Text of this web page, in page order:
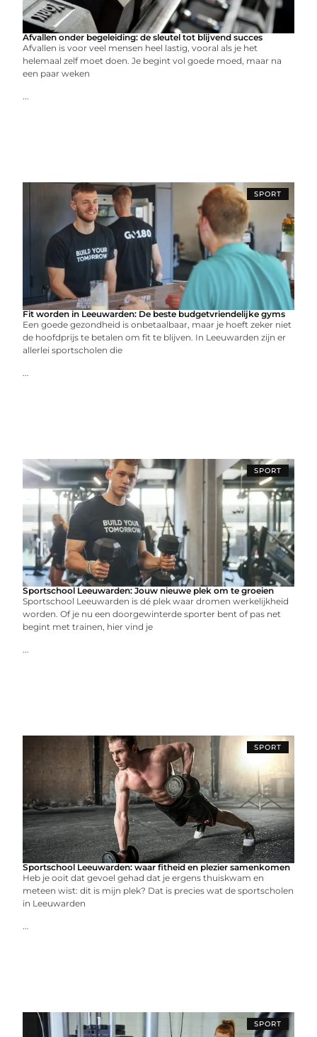
Afvallen onder begeleiding: de sleutel tot blijvend succes
Afvallen is voor veel mensen heel lastig, vooral als je het
helemaal zelf moet doen. Je begint vol goede moed, maar na
een paar weken
...
SPORT
Fit worden in Leeuwarden: De beste budgetvriendelijke gyms
Een goede gezondheid is onbetaalbaar, maar je hoeft zeker niet
de hoofdprijs te betalen om fit te blijven. In Leeuwarden zijn er
allerlei sportscholen die
...
SPORT
Sportschool Leeuwarden: Jouw nieuwe plek om te groeien
Sportschool Leeuwarden is dé plek waar dromen werkelijkheid
worden. Of je nu een doorgewinterde sporter bent of pas net
begint met trainen, hier vind je
...
SPORT
Sportschool Leeuwarden: waar fitheid en plezier samenkomen
Heb je ooit dat gevoel gehad dat je ergens thuiskwam en
meteen wist: dit is mijn plek? Dat is precies wat de sportscholen
in Leeuwarden
...
SPORT